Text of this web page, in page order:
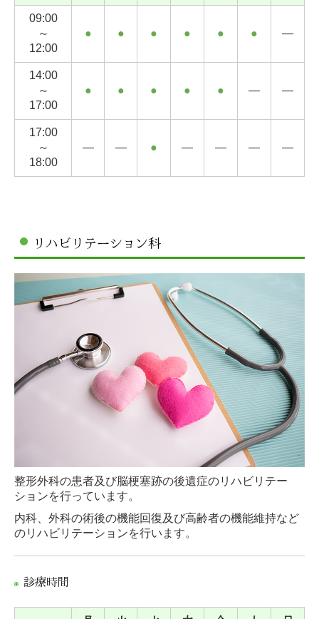
09:00
～
12:00
● ● ● ● ● ● ―
14:00
～
17:00
● ● ● ● ● ― ―
17:00
～
18:00
― ― ● ― ― ― ―
リハビリテーション科
整形外科の患者及び脳梗塞跡の後遺症のリハビリテー
ションを行っています。
内科、外科の術後の機能回復及び高齢者の機能維持など
のリハビリテーションを行います。
診療時間